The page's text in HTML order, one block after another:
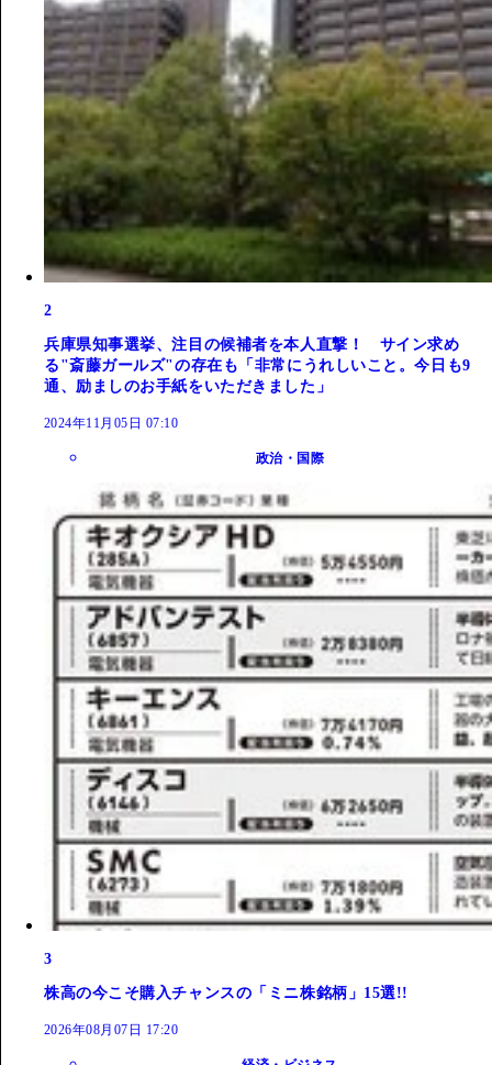
2
兵庫県知事選挙、注目の候補者を本人直撃！ サイン求め
る"斎藤ガールズ"の存在も「非常にうれしいこと。今日も9
通、励ましのお手紙をいただきました」
2024年11月05日 07:10
政治・国際
3
株高の今こそ購入チャンスの「ミニ株銘柄」15選!!
2026年08月07日 17:20